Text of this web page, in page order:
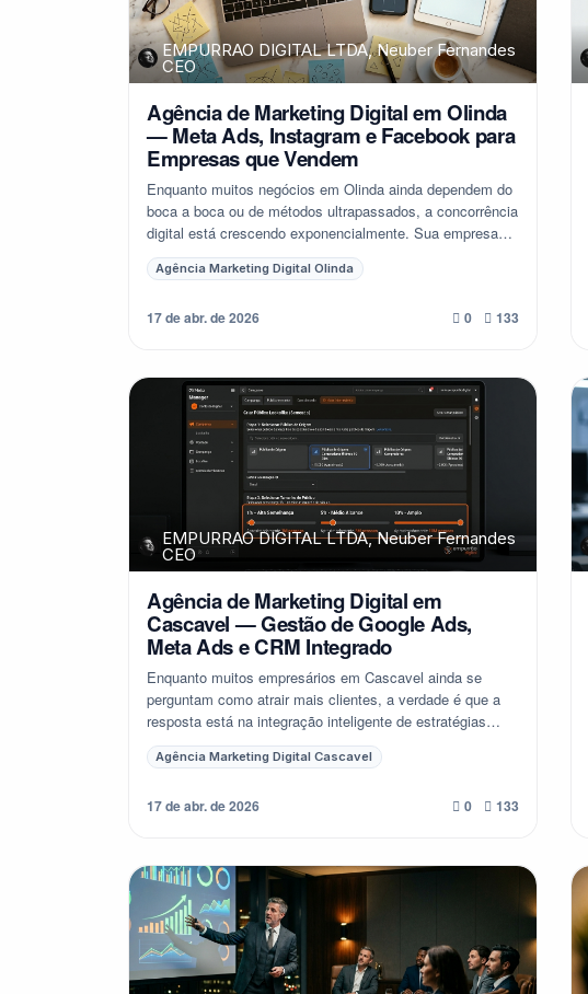
EMPURRAO DIGITAL LTDA, Neuber Fernandes
CEO
Agência de Marketing Digital em Olinda
— Meta Ads, Instagram e Facebook para
Empresas que Vendem
Enquanto muitos negócios em Olinda ainda dependem do
boca a boca ou de métodos ultrapassados, a concorrência
digital está crescendo exponencialmente. Sua empresa
está preparada para a nova realidade d...
Agência Marketing Digital Olinda
17 de abr. de 2026 0 133
EMPURRAO DIGITAL LTDA, Neuber Fernandes
CEO
Agência de Marketing Digital em
Cascavel — Gestão de Google Ads,
Meta Ads e CRM Integrado
Enquanto muitos empresários em Cascavel ainda se
perguntam como atrair mais clientes, a verdade é que a
resposta está na integração inteligente de estratégias
digitais. Não basta ter um site bonito ou...
Agência Marketing Digital Cascavel
17 de abr. de 2026 0 133